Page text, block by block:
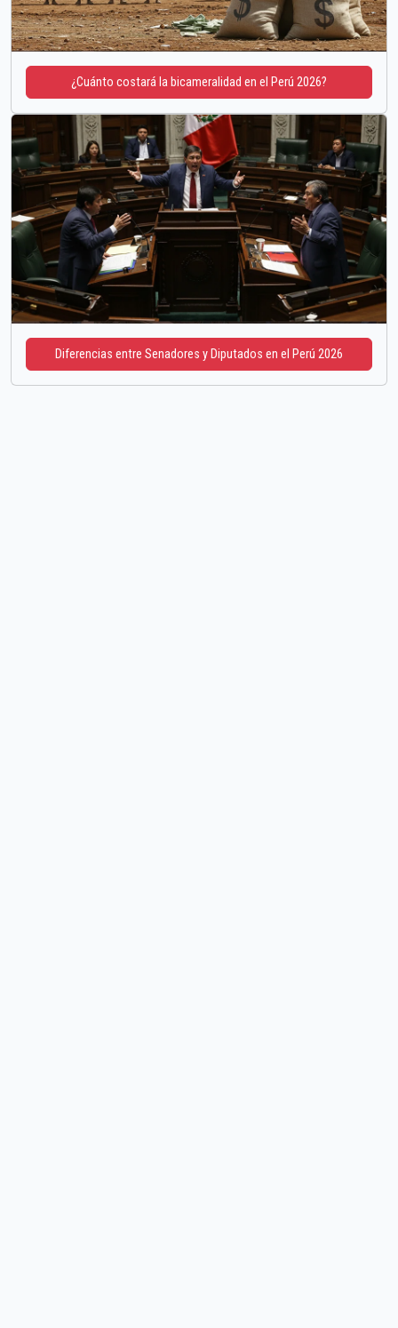
¿Cuánto costará la bicameralidad en el Perú 2026?
Diferencias entre Senadores y Diputados en el Perú 2026